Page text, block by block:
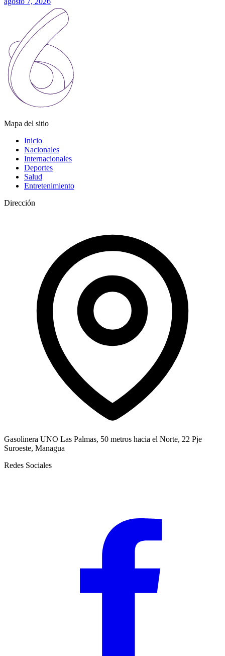
Mapa del sitio
Inicio
Nacionales
Internacionales
Deportes
Salud
Entretenimiento
Dirección
Gasolinera UNO Las Palmas, 50 metros hacia el Norte, 22 Pje
Suroeste, Managua
Redes Sociales